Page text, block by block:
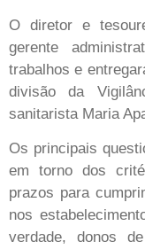
O diretor e
gerente
trabalhos e
divisão da
sanitarista Maria
Os principais
em torno dos
prazos para
nos
verdade, donos